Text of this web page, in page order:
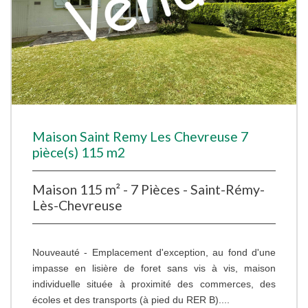
Maison Saint Remy Les Chevreuse 7
pièce(s) 115 m2
Maison 115 m² - 7 Pièces - Saint-Rémy-
Lès-Chevreuse
Nouveauté - Emplacement d'exception, au fond d'une
impasse en lisière de foret sans vis à vis, maison
individuelle située à proximité des commerces, des
écoles et des transports (à pied du RER B)....